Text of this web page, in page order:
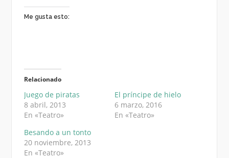
Me gusta esto:
Relacionado
Juego de piratas
8 abril, 2013
En «Teatro»
El príncipe de hielo
6 marzo, 2016
En «Teatro»
Besando a un tonto
20 noviembre, 2013
En «Teatro»